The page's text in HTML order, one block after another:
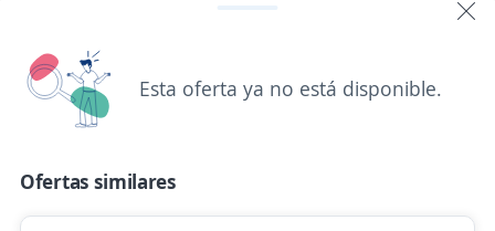
Auxiliar contable
Importante empresa del sector
$ 2.300.000,00 (Mensual)
Esta oferta ya no está disponible.
Ofertas similares